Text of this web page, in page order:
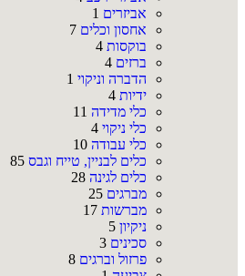
אביזרים 1
אחסון וכלים 7
בוקסות 4
ברזים 4
הדברה וניקוי 1
ידיות 4
כלי מדידה 11
כלי ניקוי 4
כלי עבודה 10
כלים לבניין, טייח וגבס 85
כלים לגינה 28
מברגים 25
מברשות 17
ניקיון 5
סכינים 3
פרזול וברגים 8